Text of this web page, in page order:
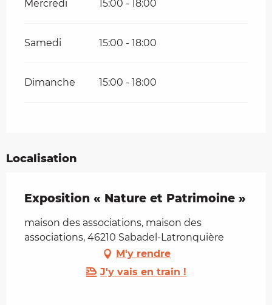
Mercredi 15:00 - 18:00
Samedi 15:00 - 18:00
Dimanche 15:00 - 18:00
Localisation
Exposition « Nature et Patrimoine »
maison des associations, maison des
associations, 46210 Sabadel-Latronquière
M'y rendre
J'y vais en train !